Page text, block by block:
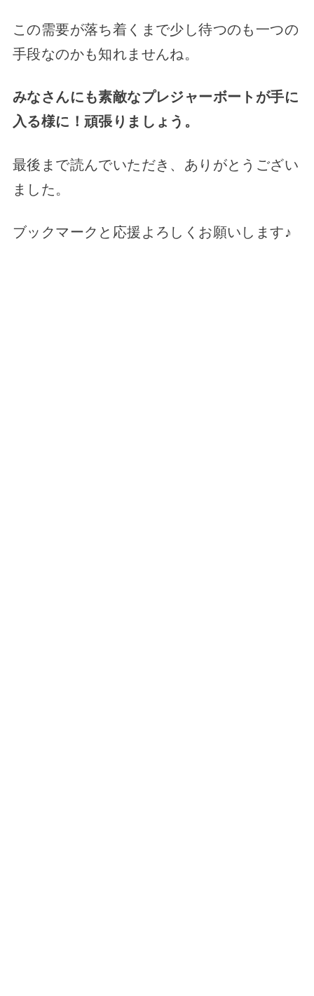
この需要が落ち着くまで少し待つのも一つの
手段なのかも知れませんね。
みなさんにも素敵なプレジャーボートが手に
入る様に！頑張りましょう。
最後まで読んでいただき、ありがとうござい
ました。
ブックマークと応援よろしくお願いします♪